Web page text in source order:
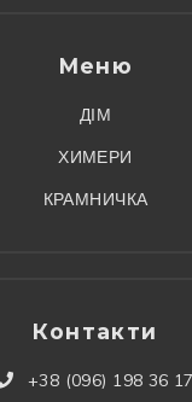
Меню
ДІМ
ХИМЕРИ
КРАМНИЧКА
Контакти
+38 (096) 198 36 17